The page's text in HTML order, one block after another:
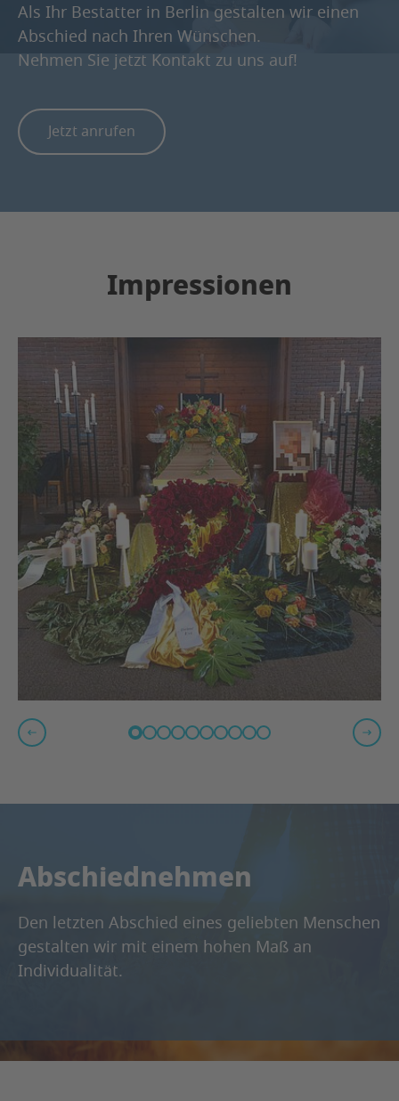
Als Ihr Bestatter in Berlin gestalten wir einen
Abschied nach Ihren Wünschen.
Nehmen Sie jetzt Kontakt zu uns auf!
Jetzt anrufen
Impressionen
Abschiednehmen
Den letzten Abschied eines geliebten Menschen
gestalten wir mit einem hohen Maß an
Individualität.